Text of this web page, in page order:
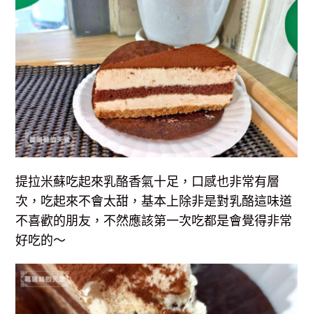
提拉米蘇吃起來乳酪香氣十足，口感也非常有層
次，吃起來不會太甜，基本上除非是對乳酪這味道
不喜歡的朋友，不然應該第一次吃都是會覺得非常
好吃的～